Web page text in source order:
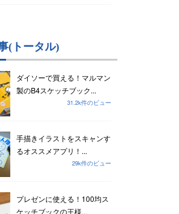
(トータル)
ダイソーで買える！マルマン
製のB4スケッチブック...
31.2k件のビュー
手描きイラストをスキャンす
るオススメアプリ！...
29k件のビュー
プレゼンに使える！100均ス
ケッチブックの王様...